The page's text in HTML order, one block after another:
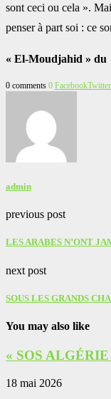
sont ceci ou cela ».
penser à part soi : ce
« El-Moudjahid » du
0 comments 0 FacebookTwitter
admin
previous post
LES ARABES N’ONT
next post
SOUS LES GRANDS
You may also like
« SOS
18 mai 2026